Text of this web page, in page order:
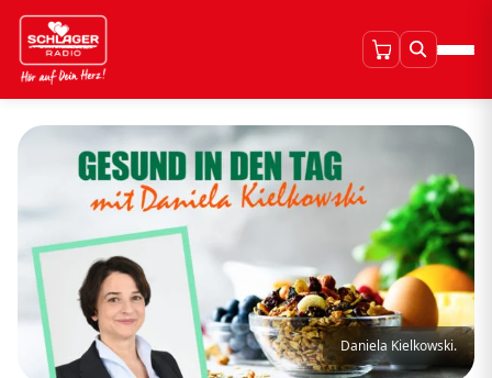
Daniela Kielkowski.